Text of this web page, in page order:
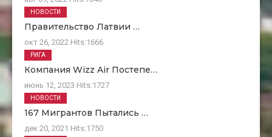
Правительство Латвии …
окт 26, 2022 Hits:1666
НОВОСТИ
Компания Wizz Air Постепе…
июнь 12, 2023 Hits:1727
РИГА
167 Мигрантов Пытались …
дек 20, 2021 Hits:1750
НОВОСТИ